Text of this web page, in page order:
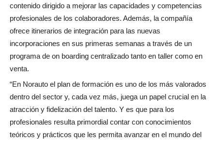
contenido dirigido a mejorar las capacidades y competencias
profesionales de los colaboradores. Además, la compañía
ofrece itinerarios de integración para las nuevas
incorporaciones en sus primeras semanas a través de un
programa de on boarding centralizado tanto en taller como en
venta.
“En Norauto el plan de formación es uno de los más valorados
dentro del sector y, cada vez más, juega un papel crucial en la
atracción y fidelización del talento. Y es que para los
profesionales resulta primordial contar con conocimientos
teóricos y prácticos que les permita avanzar en el mundo del